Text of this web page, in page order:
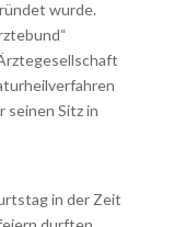
wurde.
seinen Sitz in
in der Zeit